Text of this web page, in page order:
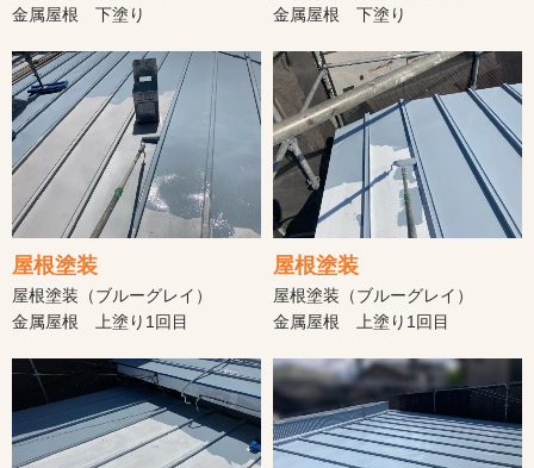
金属屋根 下塗り
金属屋根 下塗り
屋根塗装
屋根塗装（ブルーグレイ）
金属屋根 上塗り1回目
屋根塗装
屋根塗装（ブルーグレイ）
金属屋根 上塗り1回目